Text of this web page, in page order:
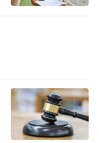
的明星奖、优
《听见你的声
继续靠“人气